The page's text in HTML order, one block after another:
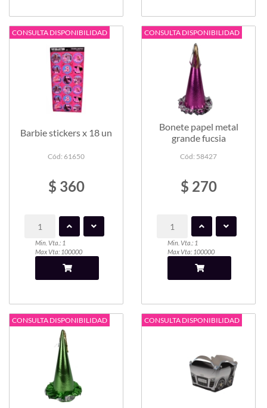
CONSULTA DISPONIBILIDAD
Barbie stickers x 18 un
Cód: 61650
$ 360
Min. Vta.: 1
Max Vta: 100000
CONSULTA DISPONIBILIDAD
Bonete papel metal
grande fucsia
Cód: 58427
$ 270
Min. Vta.: 1
Max Vta: 100000
CONSULTA DISPONIBILIDAD CONSULTA DISPONIBILIDAD